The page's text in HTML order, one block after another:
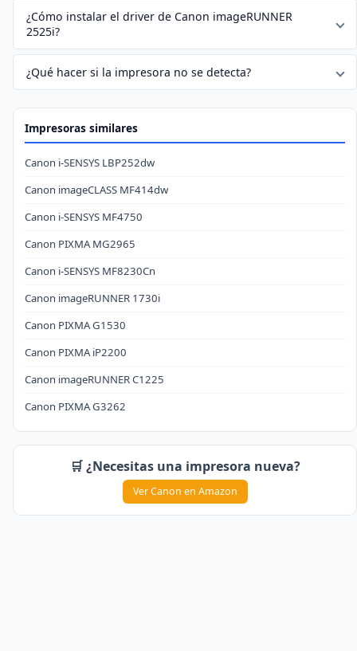
¿Cómo instalar el driver de Canon imageRUNNER
2525i?
¿Qué hacer si la impresora no se detecta?
Impresoras similares
Canon i-SENSYS LBP252dw
Canon imageCLASS MF414dw
Canon i-SENSYS MF4750
Canon PIXMA MG2965
Canon i-SENSYS MF8230Cn
Canon imageRUNNER 1730i
Canon PIXMA G1530
Canon PIXMA iP2200
Canon imageRUNNER C1225
Canon PIXMA G3262
🛒 ¿Necesitas una impresora nueva?
Ver Canon en Amazon